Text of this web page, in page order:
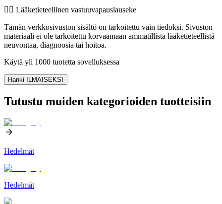
👨‍⚕️️ Lääketieteellinen vastuuvapauslauseke
Tämän verkkosivuston sisältö on tarkoitettu vain tiedoksi. Sivuston
materiaali ei ole tarkoitettu korvaamaan ammatillista lääketieteellistä
neuvontaa, diagnoosia tai hoitoa.
Käytä yli 1000 tuotetta sovelluksessa
Hanki ILMAISEKSI
Tutustu muiden kategorioiden tuotteisiin
Hedelmät
Hedelmät